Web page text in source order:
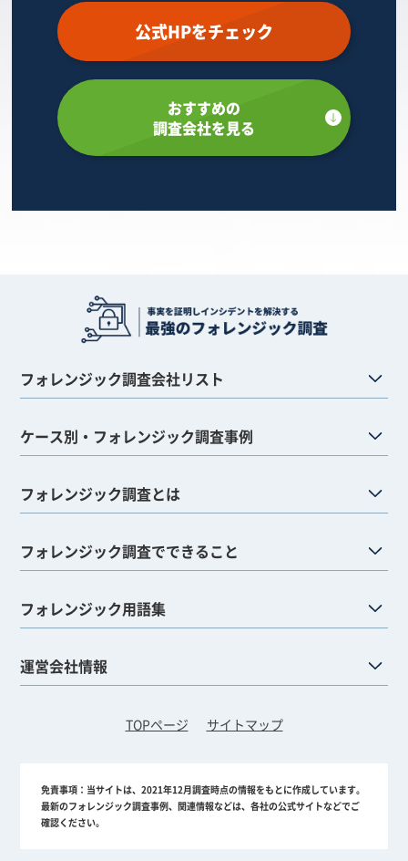
公式HPをチェック
おすすめの
調査会社を見る
フォレンジック調査会社リスト
ケース別・フォレンジック調査事例
フォレンジック調査とは
フォレンジック調査でできること
フォレンジック用語集
運営会社情報
TOPページ サイトマップ
免責事項： 当サイトは、2021年12月調査時点の情報をもとに作成しています。
最新のフォレンジック調査事例、関連情報などは、各社の公式サイトなどでご
確認ください。